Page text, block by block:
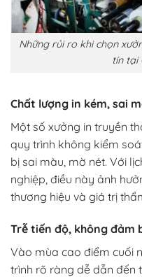
Những rủi ro khi chọn
tín tại
Chất lượng in kém, sai
Một số xưởng in truyền
quy trình không kiểm
bị sai màu, mờ nét. Với
nghiệp, điều này ảnh
thương hiệu và giá trị
Trễ tiến độ, không đảm
Vào mùa cao điểm cuối
trình rõ ràng dễ dẫn đến